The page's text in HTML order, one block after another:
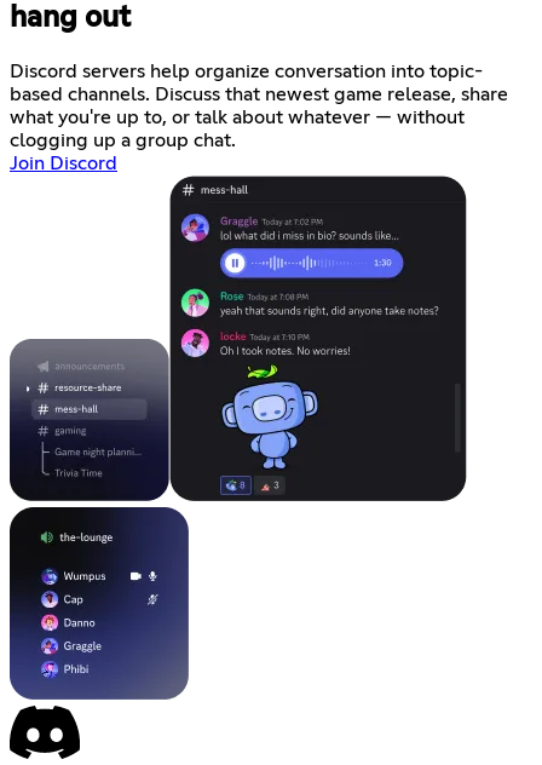
hang out
Discord servers help organize conversation into topic-
based channels. Discuss that newest game release, share
what you're up to, or talk about whatever — without
clogging up a group chat.
Join Discord